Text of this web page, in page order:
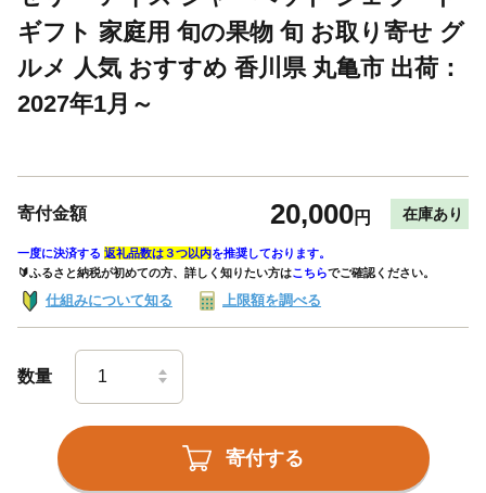
ギフト 家庭用 旬の果物 旬 お取り寄せ グ
ルメ 人気 おすすめ 香川県 丸亀市 出荷：
2027年1月～
寄付金額 20,000円 在庫あり
一度に決済する 返礼品数は３つ以内を推奨しております。
🔰ふるさと納税が初めての方、詳しく知りたい方はこちらでご確認ください。
仕組みについて知る 上限額を調べる
数量
寄付する